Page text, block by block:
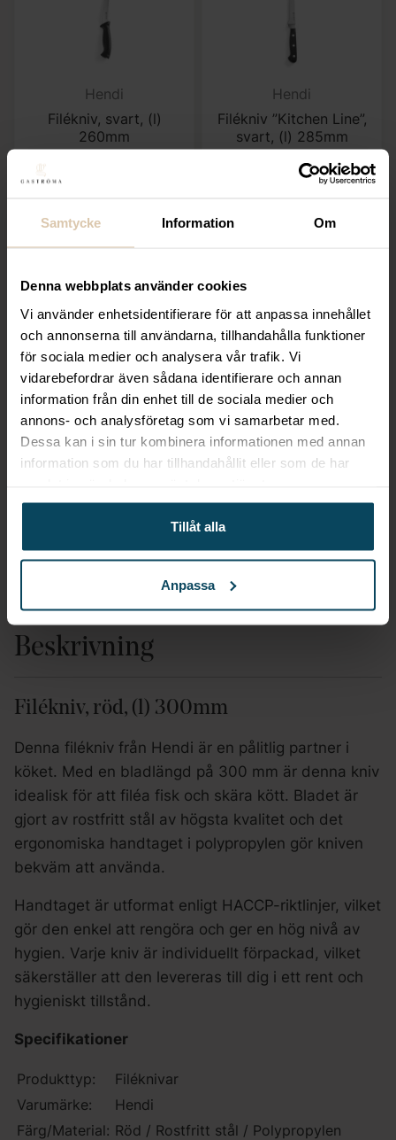
Samtycke Information Om
Denna webbplats använder cookies
Vi använder enhetsidentifierare för att anpassa innehållet
och annonserna till användarna, tillhandahålla funktioner
för sociala medier och analysera vår trafik. Vi
vidarebefordrar även sådana identifierare och annan
information från din enhet till de sociala medier och
annons- och analysföretag som vi samarbetar med.
Dessa kan i sin tur kombinera informationen med annan
information som du har tillhandahållit eller som de har
Tillåt alla
Anpassa
Hendi
Filékniv, svart, (l)
260mm
KÖP
Hendi
Filékniv ”Kitchen Line”,
svart, (l) 285mm
135,20kr
Hendi
Skinka/laxkniv
”Granton Edge”, (l)
Hendi
Filékniv, blå, (l) 300mm
Beskrivning
Filékniv, röd, (l) 300mm
Denna filékniv från Hendi är en pålitlig partner i
köket. Med en bladlängd på 300 mm är denna kniv
idealisk för att filéa fisk och skära kött. Bladet är
gjort av rostfritt stål av högsta kvalitet och det
ergonomiska handtaget i polypropylen gör kniven
bekväm att använda.
Handtaget är utformat enligt HACCP-riktlinjer, vilket
gör den enkel att rengöra och ger en hög nivå av
hygien. Varje kniv är individuellt förpackad, vilket
säkerställer att den levereras till dig i ett rent och
hygieniskt tillstånd.
Specifikationer
Produkttyp:
Filéknivar
Varumärke:
Hendi
Färg/Material: Röd / Rostfritt stål / Polypropylen